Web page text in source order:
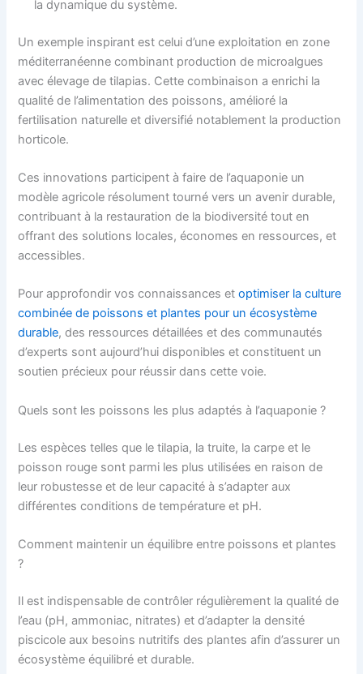
la dynamique du système.
Un exemple inspirant est celui d’une exploitation en zone
méditerranéenne combinant production de microalgues
avec élevage de tilapias. Cette combinaison a enrichi la
qualité de l’alimentation des poissons, amélioré la
fertilisation naturelle et diversifié notablement la production
horticole.
Ces innovations participent à faire de l’aquaponie un
modèle agricole résolument tourné vers un avenir durable,
contribuant à la restauration de la biodiversité tout en
offrant des solutions locales, économes en ressources, et
accessibles.
Pour approfondir vos connaissances etoptimiser la culture
combinée de poissons et plantes pour un écosystème
durable, des ressources détaillées et des communautés
d’experts sont aujourd’hui disponibles et constituent un
soutien précieux pour réussir dans cette voie.
Quels sont les poissons les plus adaptés à l’aquaponie ?
Les espèces telles que le tilapia, la truite, la carpe et le
poisson rouge sont parmi les plus utilisées en raison de
leur robustesse et de leur capacité à s’adapter aux
différentes conditions de température et pH.
Comment maintenir un équilibre entre poissons et plantes
?
Il est indispensable de contrôler régulièrement la qualité de
l’eau (pH, ammoniac, nitrates) et d’adapter la densité
piscicole aux besoins nutritifs des plantes afin d’assurer un
écosystème équilibré et durable.